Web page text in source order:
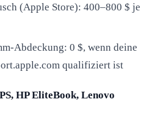
(Apple Store): 400–800 $ je
Abdeckung: 0 $, wenn deine
qualifiziert ist
HP EliteBook, Lenovo